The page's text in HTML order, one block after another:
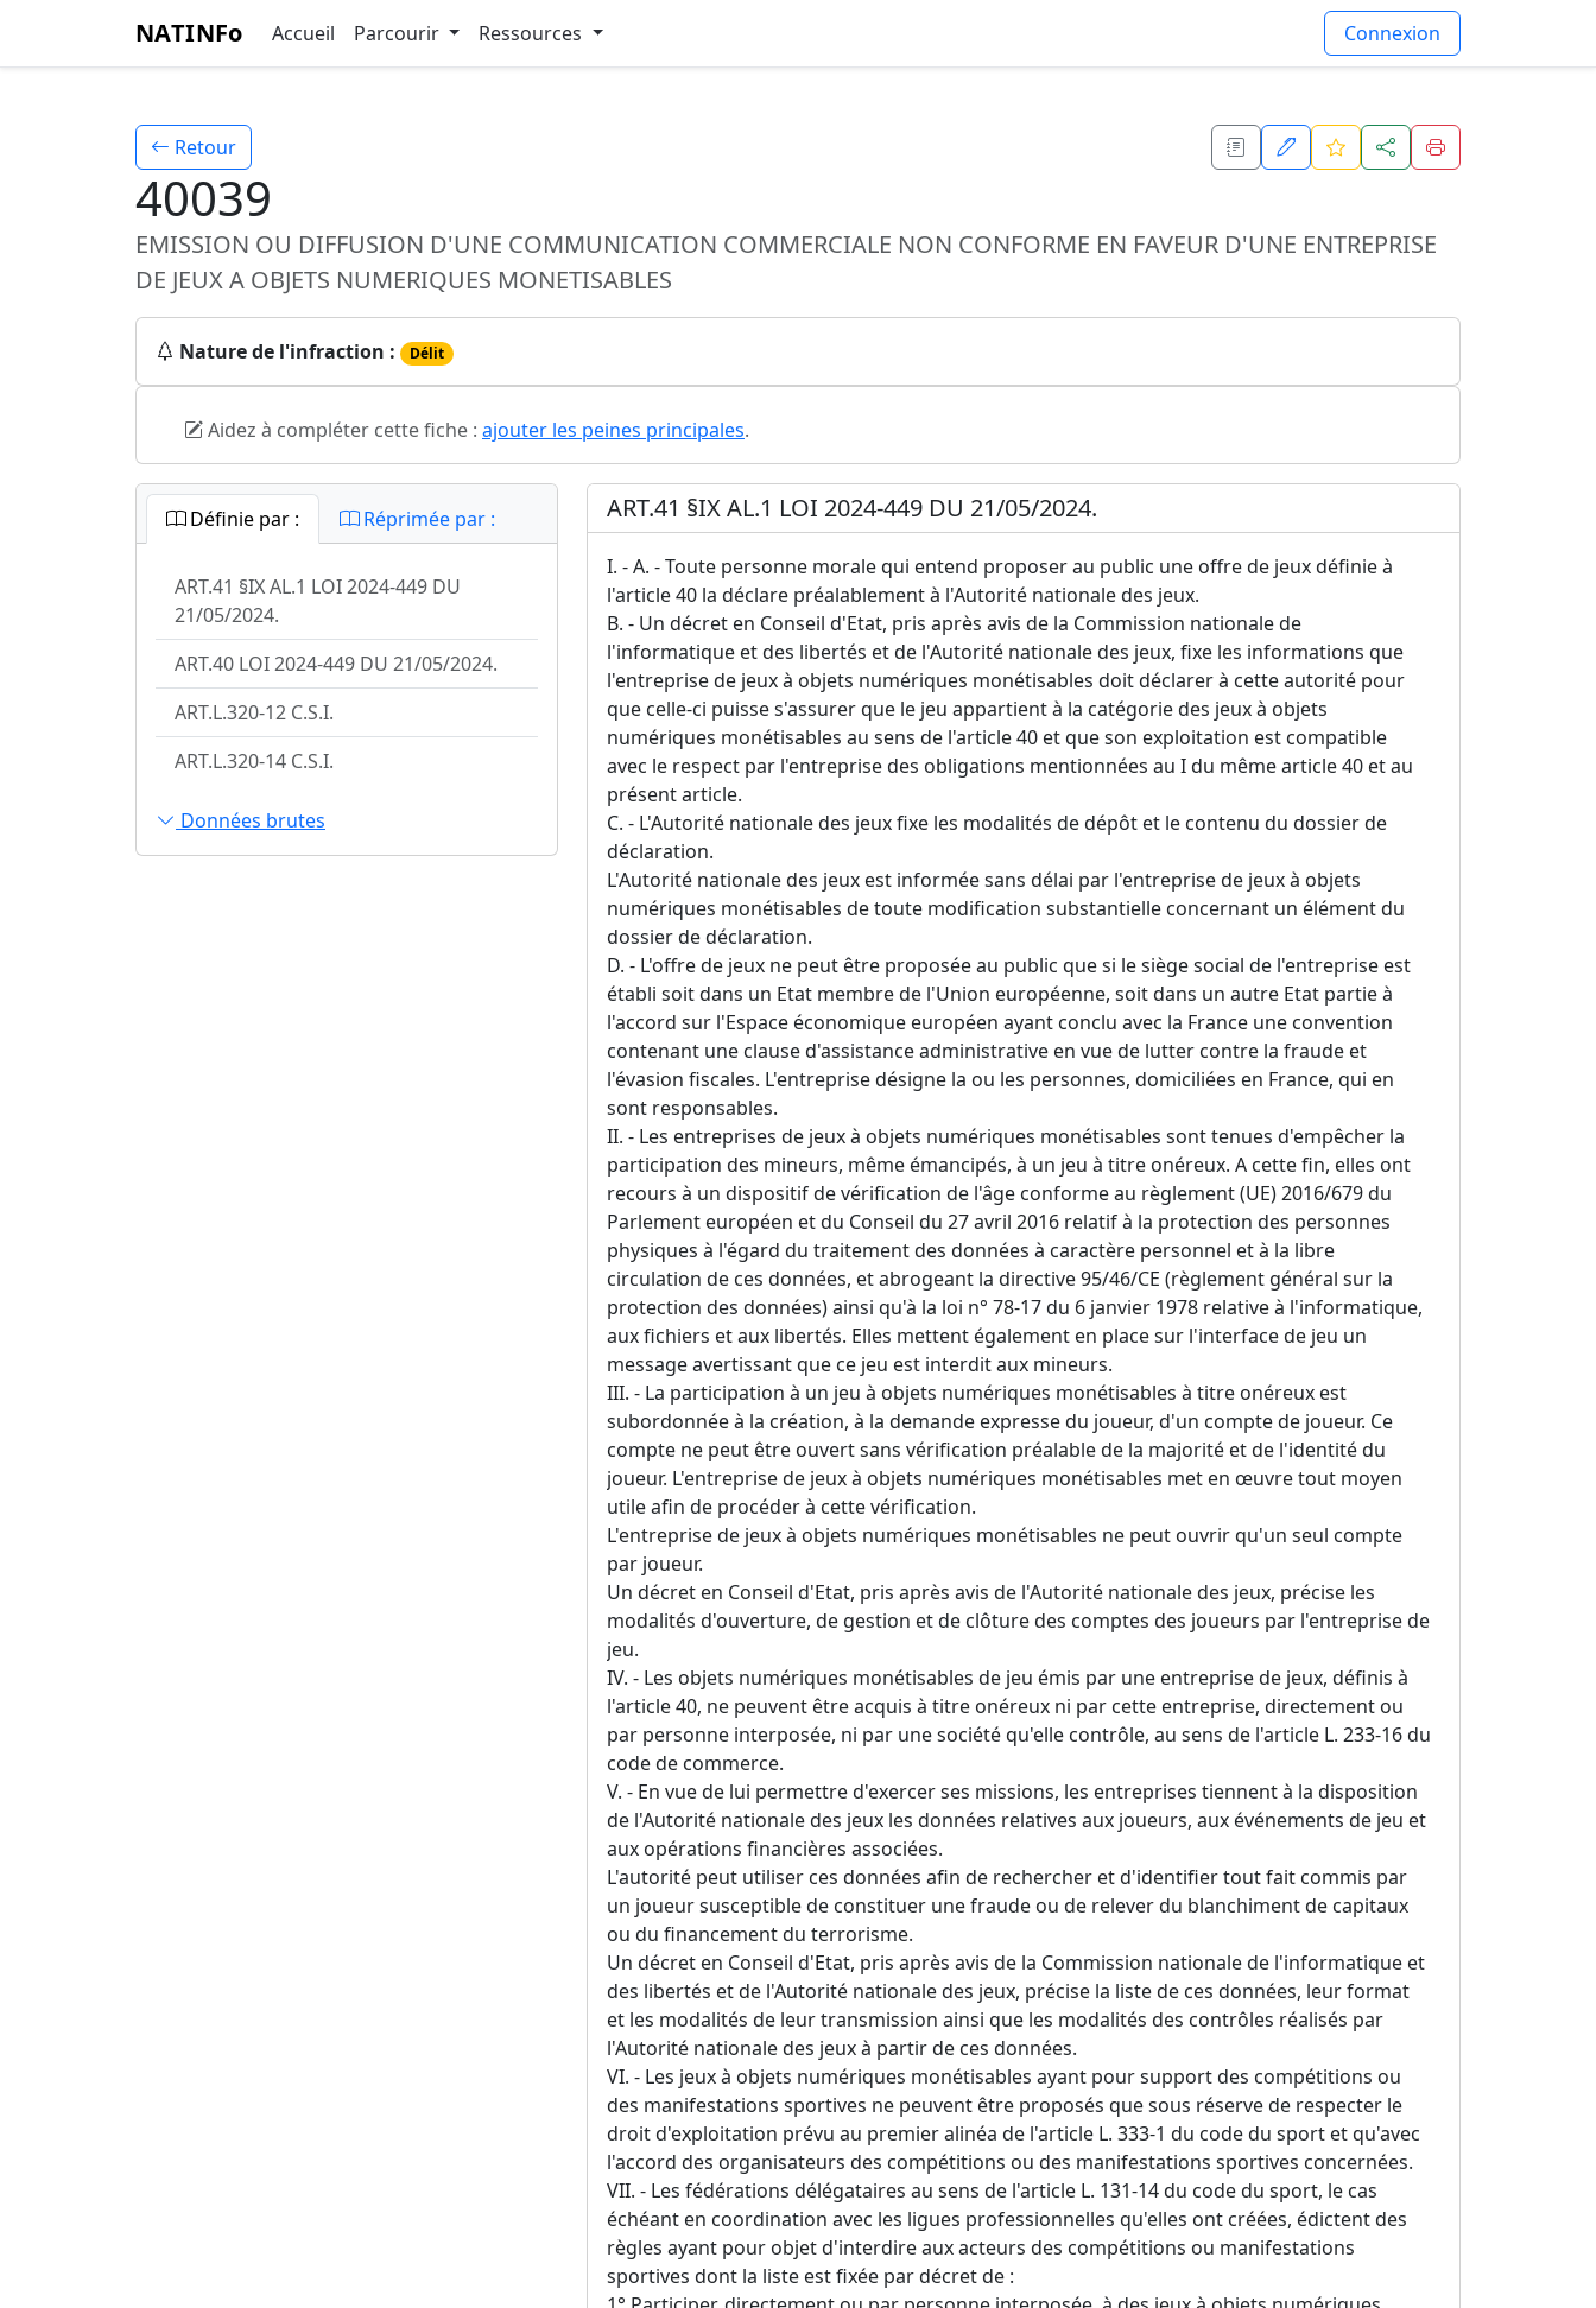
NATINFo Accueil Parcourir Ressources Connexion
Retour
40039
EMISSION OU DIFFUSION D'UNE COMMUNICATION COMMERCIALE NON CONFORME EN FAVEUR D'UNE ENTREPRISE
DE JEUX A OBJETS NUMERIQUES MONETISABLES
Nature de l'infraction : Délit
Aidez à compléter cette fiche : ajouter les peines principales.
Définie par : Réprimée par :
ART.41 §IX AL.1 LOI 2024-449 DU
21/05/2024.
ART.40 LOI 2024-449 DU 21/05/2024.
ART.L.320-12 C.S.I.
ART.L.320-14 C.S.I.
Données brutes
ART.41 §IX AL.1 LOI 2024-449 DU 21/05/2024.
I. - A. - Toute personne morale qui entend proposer au public une offre de jeux définie à
l'article 40 la déclare préalablement à l'Autorité nationale des jeux.
B. - Un décret en Conseil d'Etat, pris après avis de la Commission nationale de
l'informatique et des libertés et de l'Autorité nationale des jeux, fixe les informations que
l'entreprise de jeux à objets numériques monétisables doit déclarer à cette autorité pour
que celle-ci puisse s'assurer que le jeu appartient à la catégorie des jeux à objets
numériques monétisables au sens de l'article 40 et que son exploitation est compatible
avec le respect par l'entreprise des obligations mentionnées au I du même article 40 et au
présent article.
C. - L'Autorité nationale des jeux fixe les modalités de dépôt et le contenu du dossier de
déclaration.
L'Autorité nationale des jeux est informée sans délai par l'entreprise de jeux à objets
numériques monétisables de toute modification substantielle concernant un élément du
dossier de déclaration.
D. - L'offre de jeux ne peut être proposée au public que si le siège social de l'entreprise est
établi soit dans un Etat membre de l'Union européenne, soit dans un autre Etat partie à
l'accord sur l'Espace économique européen ayant conclu avec la France une convention
contenant une clause d'assistance administrative en vue de lutter contre la fraude et
l'évasion fiscales. L'entreprise désigne la ou les personnes, domiciliées en France, qui en
sont responsables.
II. - Les entreprises de jeux à objets numériques monétisables sont tenues d'empêcher la
participation des mineurs, même émancipés, à un jeu à titre onéreux. A cette fin, elles ont
recours à un dispositif de vérification de l'âge conforme au règlement (UE) 2016/679 du
Parlement européen et du Conseil du 27 avril 2016 relatif à la protection des personnes
physiques à l'égard du traitement des données à caractère personnel et à la libre
circulation de ces données, et abrogeant la directive 95/46/CE (règlement général sur la
protection des données) ainsi qu'à la loi n° 78-17 du 6 janvier 1978 relative à l'informatique,
aux fichiers et aux libertés. Elles mettent également en place sur l'interface de jeu un
message avertissant que ce jeu est interdit aux mineurs.
III. - La participation à un jeu à objets numériques monétisables à titre onéreux est
subordonnée à la création, à la demande expresse du joueur, d'un compte de joueur. Ce
compte ne peut être ouvert sans vérification préalable de la majorité et de l'identité du
joueur. L'entreprise de jeux à objets numériques monétisables met en œuvre tout moyen
utile afin de procéder à cette vérification.
L'entreprise de jeux à objets numériques monétisables ne peut ouvrir qu'un seul compte
par joueur.
Un décret en Conseil d'Etat, pris après avis de l'Autorité nationale des jeux, précise les
modalités d'ouverture, de gestion et de clôture des comptes des joueurs par l'entreprise de
jeu.
IV. - Les objets numériques monétisables de jeu émis par une entreprise de jeux, définis à
l'article 40, ne peuvent être acquis à titre onéreux ni par cette entreprise, directement ou
par personne interposée, ni par une société qu'elle contrôle, au sens de l'article L. 233-16 du
code de commerce.
V. - En vue de lui permettre d'exercer ses missions, les entreprises tiennent à la disposition
de l'Autorité nationale des jeux les données relatives aux joueurs, aux événements de jeu et
aux opérations financières associées.
L'autorité peut utiliser ces données afin de rechercher et d'identifier tout fait commis par
un joueur susceptible de constituer une fraude ou de relever du blanchiment de capitaux
ou du financement du terrorisme.
Un décret en Conseil d'Etat, pris après avis de la Commission nationale de l'informatique et
des libertés et de l'Autorité nationale des jeux, précise la liste de ces données, leur format
et les modalités de leur transmission ainsi que les modalités des contrôles réalisés par
l'Autorité nationale des jeux à partir de ces données.
VI. - Les jeux à objets numériques monétisables ayant pour support des compétitions ou
des manifestations sportives ne peuvent être proposés que sous réserve de respecter le
droit d'exploitation prévu au premier alinéa de l'article L. 333-1 du code du sport et qu'avec
l'accord des organisateurs des compétitions ou des manifestations sportives concernées.
VII. - Les fédérations délégataires au sens de l'article L. 131-14 du code du sport, le cas
échéant en coordination avec les ligues professionnelles qu'elles ont créées, édictent des
règles ayant pour objet d'interdire aux acteurs des compétitions ou manifestations
sportives dont la liste est fixée par décret de :